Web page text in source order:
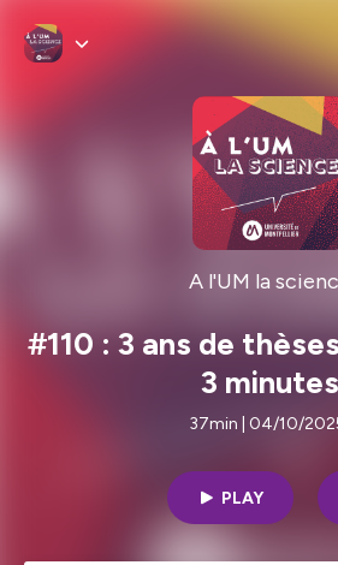
A l'UM la
#110 : 3 ans de
3 minutes
37min | 04/10/
PLAY